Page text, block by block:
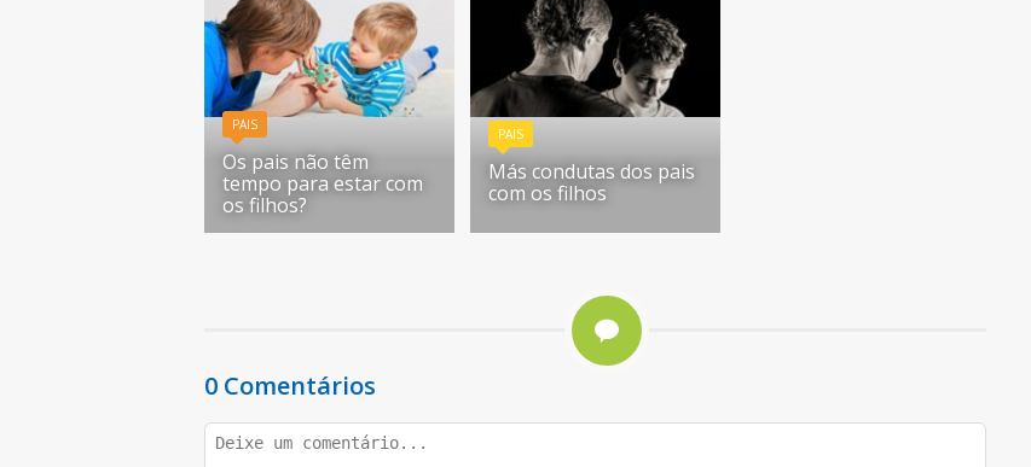
PAIS
Os pais não têm
tempo para estar com
os filhos?
PAIS
Más condutas dos pais
com os filhos
0 Comentários